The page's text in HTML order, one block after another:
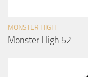
MONSTER HIGH
Monster High 52